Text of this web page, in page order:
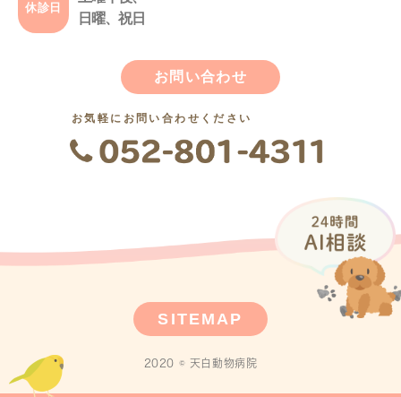
休診日
日曜、祝日
お問い合わせ
お気軽にお問い合わせください
SITEMAP
2020 © 天白動物病院